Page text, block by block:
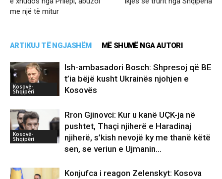
me një të mitur
ARTIKUJ TË NGJASHËM MË SHUMË NGA AUTORI
Kosovë-
Shqipëri
Ish-ambasadori Bosch: Shpresoj që BE
t’ia bëjë kusht Ukrainës njohjen e
Kosovës
Kosovë-
Shqipëri
Rron Gjinovci: Kur u kanë UÇK-ja në
pushtet, Thaçi njiherë e Haradinaj
njiherë, s’kish nevojë ky me thanë këtë
sen, se veriun e Ujmanin...
Konjufca i reagon Zelenskyt: Kosova